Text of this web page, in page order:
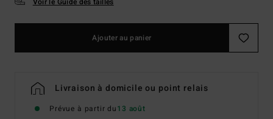
Ajouter au panier
Livraison à domicile ou point relais
Prévue à partir du13 août